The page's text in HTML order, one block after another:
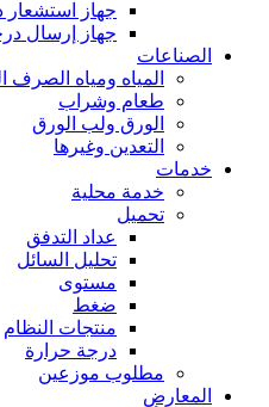
جهاز استشعار
جهاز إرسال
الصناعات
المياه ومياه
طعام وشراب
الورق ولب الورق
التعدين وغيرها
خدمات
خدمة محلية
تحميل
عداد التدفق
تحليل السائل
مستوى
ضغط
منتجات النظام
درجة حرارة
مطلوب موزعين
المعارض